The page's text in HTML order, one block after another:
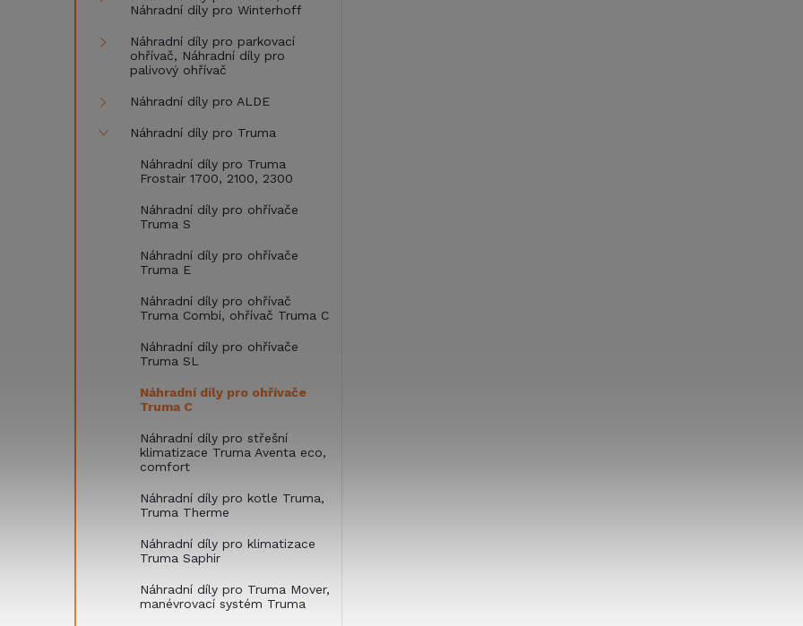
Náhradní díly pro Winterhoff
Náhradní díly pro parkovací
ohřívač, Náhradní díly pro
palivový ohřívač
Náhradní díly pro ALDE
Náhradní díly pro Truma
Náhradní díly pro Truma
Frostair 1700, 2100, 2300
Náhradní díly pro ohřívače
Truma S
Náhradní díly pro ohřívače
Truma E
Náhradní díly pro ohřívač
Truma Combi, ohřívač Truma C
Náhradní díly pro ohřívače
Truma SL
Náhradní díly pro ohřívače
Truma C
Náhradní díly pro střešní
klimatizace Truma Aventa eco,
comfort
Náhradní díly pro kotle Truma,
Truma Therme
Náhradní díly pro klimatizace
Truma Saphir
Náhradní díly pro Truma Mover,
manévrovací systém Truma